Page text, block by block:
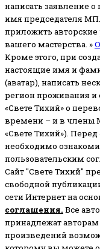
написать заявление
имя председателя
приложить
вашего мастерства. »
Кроме этого, при
настоящие имя и
(аватар), написать
регион проживания
«Свете Тихий» о
времени – и в
«Свете Тихий»).
необходимо
пользовательским
Сайт "Свете Тихий"
свободной
сети Интернет на
соглашения. Все
принадлежат
произведений